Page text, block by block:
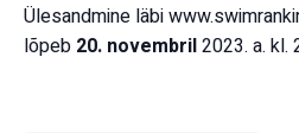
Ülesandmine läbi
lõpeb 20. novembril2023. a. kl.